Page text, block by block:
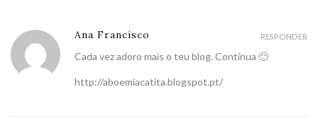
Ana Francisco
Cada vez adoro mais o teu blog. Continua 🙂
http://aboemiacatita.blogspot.pt/
RESPONDER